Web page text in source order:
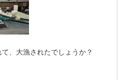
、大漁されたでしょうか？